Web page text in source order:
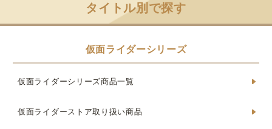
タイトル別で探す
仮面ライダーシリーズ
仮面ライダーシリーズ商品一覧
仮面ライダーストア取り扱い商品